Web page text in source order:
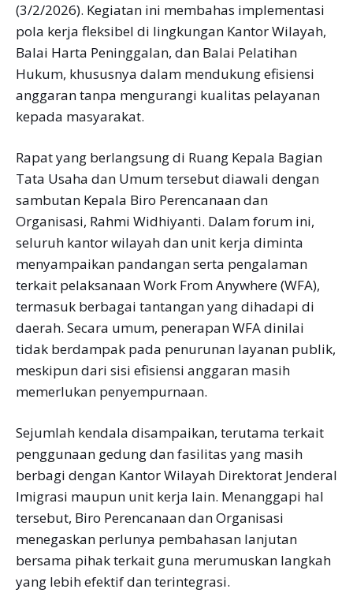
(3/2/2026). Kegiatan ini membahas implementasi
pola kerja fleksibel di lingkungan Kantor Wilayah,
Balai Harta Peninggalan, dan Balai Pelatihan
Hukum, khususnya dalam mendukung efisiensi
anggaran tanpa mengurangi kualitas pelayanan
kepada masyarakat.
Rapat yang berlangsung di Ruang Kepala Bagian
Tata Usaha dan Umum tersebut diawali dengan
sambutan Kepala Biro Perencanaan dan
Organisasi, Rahmi Widhiyanti. Dalam forum ini,
seluruh kantor wilayah dan unit kerja diminta
menyampaikan pandangan serta pengalaman
terkait pelaksanaan Work From Anywhere (WFA),
termasuk berbagai tantangan yang dihadapi di
daerah. Secara umum, penerapan WFA dinilai
tidak berdampak pada penurunan layanan publik,
meskipun dari sisi efisiensi anggaran masih
memerlukan penyempurnaan.
Sejumlah kendala disampaikan, terutama terkait
penggunaan gedung dan fasilitas yang masih
berbagi dengan Kantor Wilayah Direktorat Jenderal
Imigrasi maupun unit kerja lain. Menanggapi hal
tersebut, Biro Perencanaan dan Organisasi
menegaskan perlunya pembahasan lanjutan
bersama pihak terkait guna merumuskan langkah
yang lebih efektif dan terintegrasi.